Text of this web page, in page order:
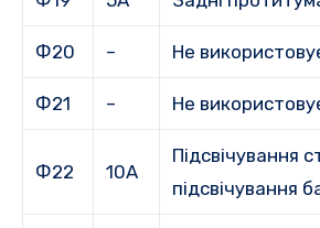
Ф20 – Не
Ф21 – Не
Ф22 10А
Підсвічування
підсвічування